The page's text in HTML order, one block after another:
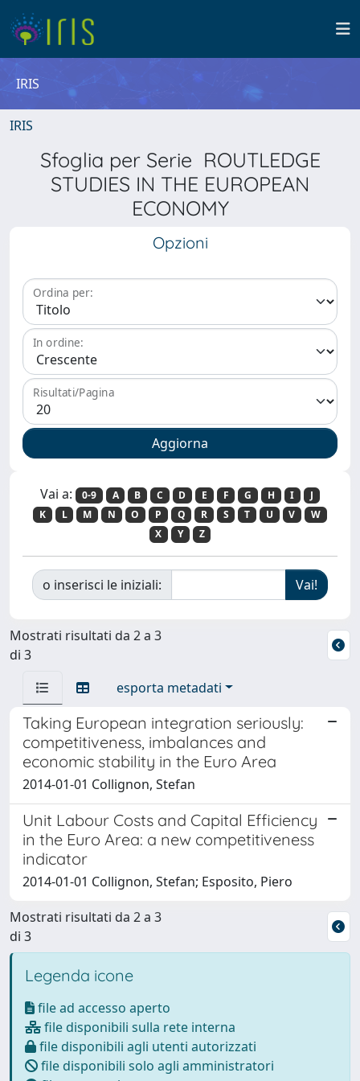
IRIS
IRIS
Sfoglia per Serie ROUTLEDGE
STUDIES IN THE EUROPEAN
ECONOMY
Opzioni
Ordina per:
In ordine:
Risultati/Pagina
Vai a: 0-9 A B C D E F G H I
J
K
L M N O P Q R S T U V
W
X
Y Z
o inserisci le iniziali:
Mostrati risultati da 2 a 3
di 3
esporta metadati
Taking European integration seriously:
competitiveness, imbalances and
economic stability in the Euro Area
2014-01-01 Collignon, Stefan
Unit Labour Costs and Capital Efficiency
in the Euro Area: a new competitiveness
indicator
2014-01-01 Collignon, Stefan; Esposito, Piero
Mostrati risultati da 2 a 3
di 3
Legenda icone
file ad accesso aperto
file disponibili sulla rete interna
file disponibili agli utenti autorizzati
file disponibili solo agli amministratori